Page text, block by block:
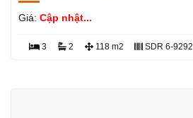
Giá: Cập nhật...
3 2 118 m2 SDR 6-9292